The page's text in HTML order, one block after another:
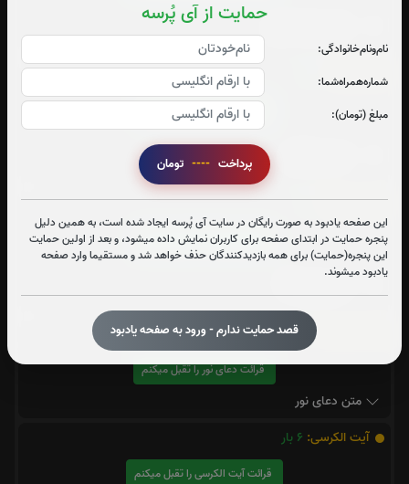
حمایت از آی پُرسه
نام‌و‌نام‌خانوادگی:
شماره‌همراه‌شما:
مبلغ (تومان):
پرداخت ----
این صفحه یادبود به صورت رایگان در سایت آی پُرسه ایجاد شده است، به همین دلیل
پنجره حمایت در ابتدای صفحه برای کاربران نمایش داده میشود، و بعد از اولین حمایت
این پنجره(حمایت) برای همه بازدیدکنندگان حذف خواهد شد و مستقیما وارد صفحه
یادبود میشوند.
قصد حمایت ندارم - ورود به صفحه یادبود
چهارقل: 5
قرائت چهارقل را تقبل میکنم
وَإِن يَكَادُ:1بار
قرائت وَإِن يَكَادُ را تقبل میکنم
متن وَإِن يَكَادُ
0 بار
قرائت دعای نور را تقبل میکنم
متن دعای نور
آیت الکرسی: 6 بار
قرائت آیت الکرسی را تقبل میکنم